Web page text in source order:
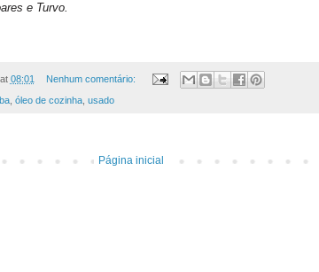
e Turvo.
at 08:01 Nenhum comentário:
, óleo de cozinha, usado
Página inicial